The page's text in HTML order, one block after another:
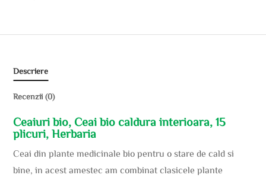
Descriere
Recenzii (0)
Ceaiuri bio, Ceai bio caldura interioara, 15
plicuri, Herbaria
Ceai din plante medicinale bio pentru o stare de cald si
bine, in acest amestec am combinat clasicele plante